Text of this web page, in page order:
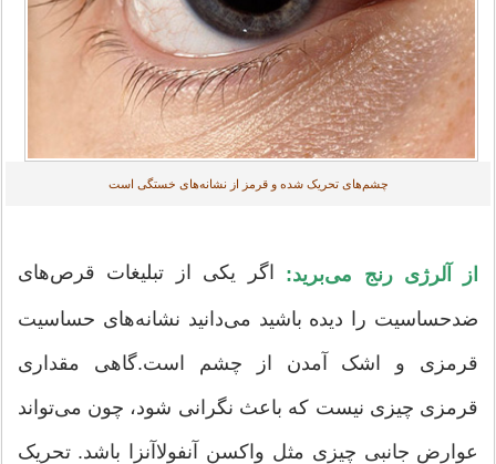
چشم‌های تحریک شده و قرمز از نشانه‌های خستگی است
از آلرژی رنج می‌برید: اگر یکی از تبلیغات قرص‌های
ضدحساسیت را دیده باشید می‌دانید نشانه‌های حساسیت
قرمزی و اشک آمدن از چشم است.گاهی مقداری
قرمزی چیزی نیست که باعث نگرانی شود، چون می‌تواند
عوارض جانبی چیزی مثل واکسن آنفولاآنزا باشد. تحریک